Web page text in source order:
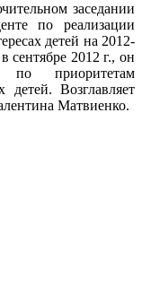
заседании
по реализации
детей на 2012-
сентябре 2012 г., он
по приоритетам
детей. Возглавляет
Матвиенко.